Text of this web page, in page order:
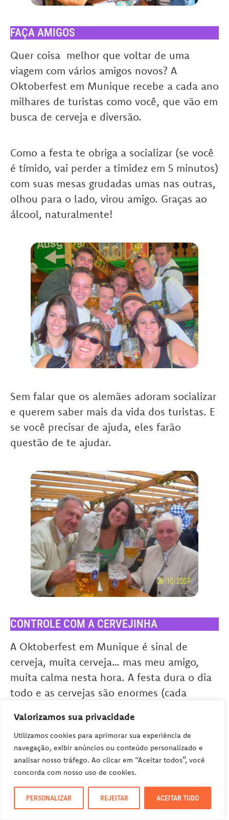
Valorizamos sua privacidade
Utilizamos cookies para aprimorar sua experiência de
navegação, exibir anúncios ou conteúdo personalizado e
analisar nosso tráfego. Ao clicar em “Aceitar todos”, você
concorda com nosso uso de cookies.
PERSONALIZAR REJEITAR ACEITAR TUDO
FAÇA AMIGOS
Quer coisa melhor que voltar de uma
viagem com vários amigos novos? A
Oktoberfest em Munique recebe a cada ano
milhares de turistas como você, que vão em
busca de cerveja e diversão.
Como a festa te obriga a socializar (se você
é tímido, vai perder a timidez em 5 minutos)
com suas mesas grudadas umas nas outras,
olhou para o lado, virou amigo. Graças ao
álcool, naturalmente!
Sem falar que os alemães adoram socializar
e querem saber mais da vida dos turistas. E
se você precisar de ajuda, eles farão
questão de te ajudar.
CONTROLE COM A CERVEJINHA
A Oktoberfest em Munique é sinal de
cerveja, muita cerveja… mas meu amigo,
muita calma nesta hora. A festa dura o dia
todo e as cervejas são enormes (cada
Então, não vá com muita sede ao pote…
ops, ao caneco. Você pode se considerar o
maior bebedor de cerveja no Brasil, mas na
Alemanha a coisa muda de figura, e a
cerveja também.